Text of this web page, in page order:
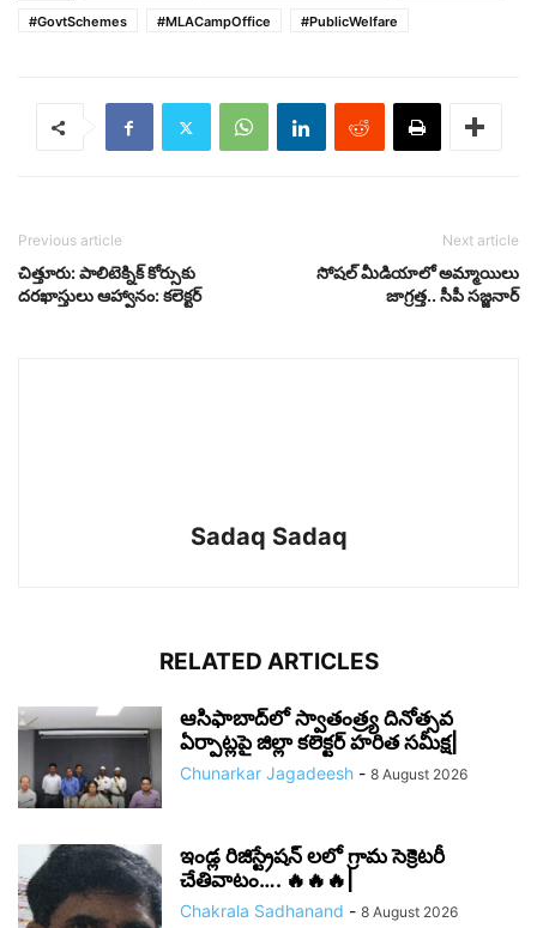
#GovtSchemes
#MLACampOffice #PublicWelfare
Previous article
చిత్తూరు: పాలిటెక్నిక్ కోర్సుకు
దరఖాస్తులు ఆహ్వానం: కలెక్టర్
Next article
సోషల్ మీడియాలో అమ్మాయిలు
జాగ్రత్త.. సీపీ సజ్జనార్
Sadaq Sadaq
RELATED ARTICLES
ఆసిఫాబాద్‌లో స్వాతంత్ర్య దినోత్సవ
ఏర్పాట్లపై జిల్లా కలెక్టర్ హరిత సమీక్ష|
Chunarkar Jagadeesh - 8 August 2026
ఇండ్ల రిజిస్ట్రేషన్ లలో గ్రామ సెక్రెటరీ
చేతివాటం…. 🔥🔥🔥|
Chakrala Sadhanand - 8 August 2026